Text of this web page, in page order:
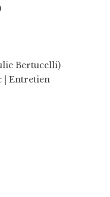
Bertucelli)
| Entretien